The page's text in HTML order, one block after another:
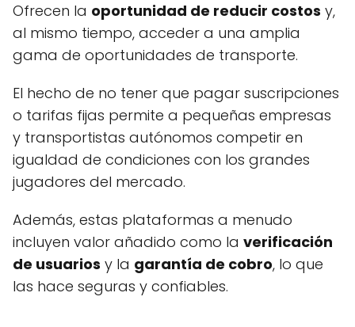
Ofrecen la oportunidad de reducir costos y,
al mismo tiempo, acceder a una amplia
gama de oportunidades de transporte.
El hecho de no tener que pagar suscripciones
o tarifas fijas permite a pequeñas empresas
y transportistas autónomos competir en
igualdad de condiciones con los grandes
jugadores del mercado.
Además, estas plataformas a menudo
incluyen valor añadido como la verificación
de usuarios y la garantía de cobro, lo que
las hace seguras y confiables.